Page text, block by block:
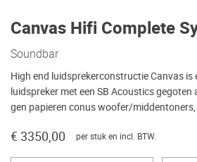
Canvas Hifi Complete
Soundbar
High end luidsprekerconstructie Canvas is
luidspreker met een SB Acoustics
gen papieren conus woofer/middentoners,
€ 3350,00 per stuk en incl. BTW.